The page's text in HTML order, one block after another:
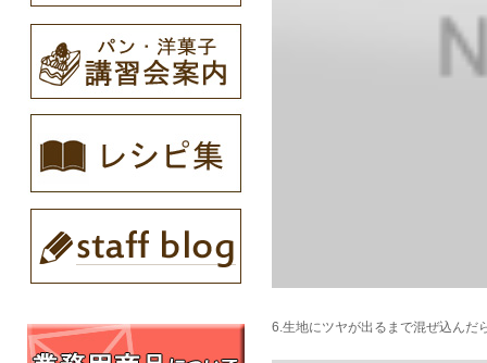
6.生地にツヤが出るまで混ぜ込ん